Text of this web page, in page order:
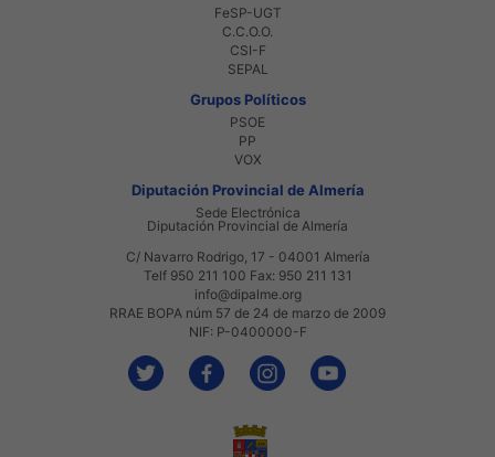
FeSP-UGT
C.C.O.O.
CSI-F
SEPAL
Grupos Políticos
PSOE
PP
VOX
Diputación Provincial de Almería
Sede Electrónica
Diputación Provincial de Almería
C/ Navarro Rodrigo, 17 - 04001 Almería
Telf 950 211 100 Fax: 950 211 131
info@dipalme.org
RRAE BOPA núm 57 de 24 de marzo de 2009
NIF: P-0400000-F